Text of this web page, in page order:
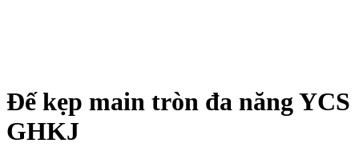
Đế kẹp main tròn đa năng YCS
GHKJ